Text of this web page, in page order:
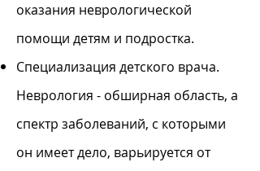
оказания неврологической
помощи детям и подростка.
Специализация детского врача.
Неврология - обширная область, а
спектр заболеваний, с которыми
он имеет дело, варьируется от